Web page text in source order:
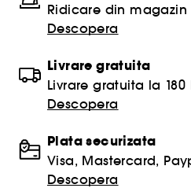
Ridicare din magazin
Descopera
Livrare gratuita
Livrare gratuita la 180
Descopera
Plata securizata
Visa, Mastercard,
Descopera